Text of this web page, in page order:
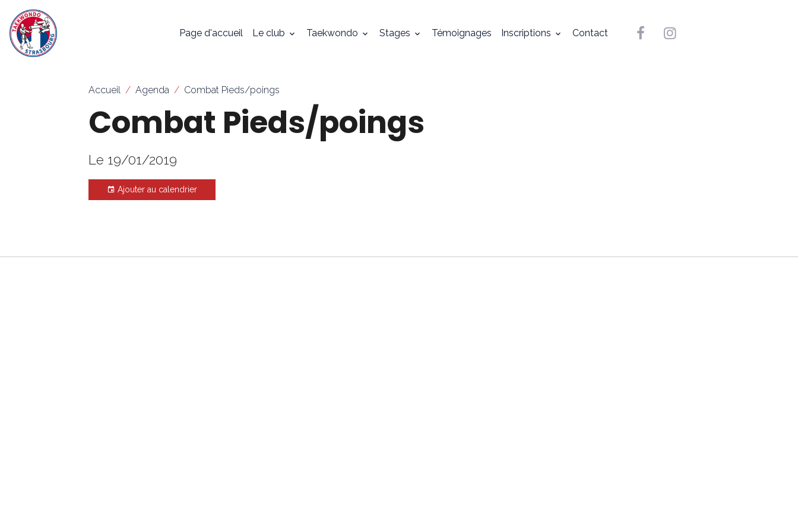
Page d'accueil Le club Taekwondo Stages Témoignages Inscriptions Contact
Accueil Agenda Combat Pieds/poings
Combat Pieds/poings
Le 19/01/2019
Ajouter au calendrier